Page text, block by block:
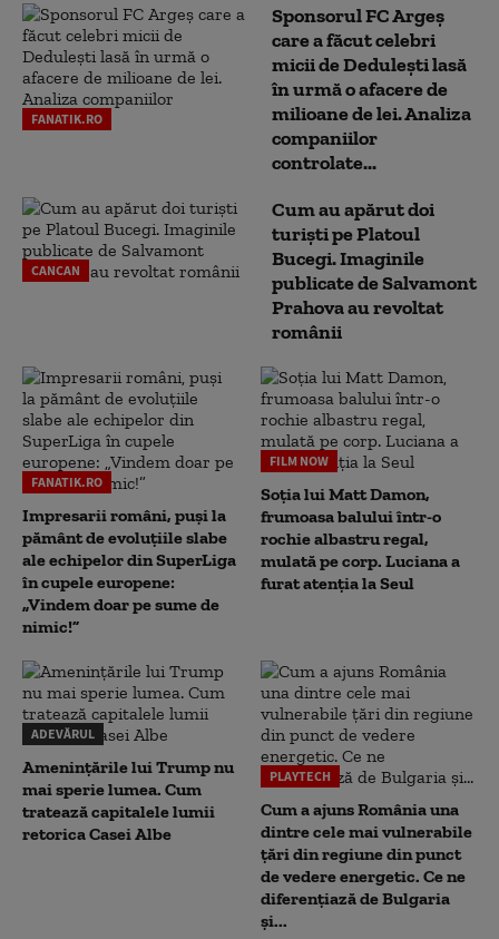
FANATIK.RO
Sponsorul FC Argeș
care a făcut celebri
micii de Dedulești lasă
în urmă o afacere de
milioane de lei. Analiza
companiilor
controlate...
CANCAN
Cum au apărut doi
turiști pe Platoul
Bucegi. Imaginile
publicate de Salvamont
Prahova au revoltat
românii
FANATIK.RO
Impresarii români, puși la
pământ de evoluțiile slabe
ale echipelor din SuperLiga
în cupele europene:
„Vindem doar pe sume de
nimic!”
FILM NOW
Soția lui Matt Damon,
frumoasa balului într-o
rochie albastru regal,
mulată pe corp. Luciana a
furat atenția la Seul
ADEVĂRUL
Amenințările lui Trump nu
mai sperie lumea. Cum
tratează capitalele lumii
retorica Casei Albe
PLAYTECH
Cum a ajuns România una
dintre cele mai vulnerabile
țări din regiune din punct
de vedere energetic. Ce ne
diferențiază de Bulgaria
și...